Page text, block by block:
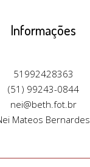
Informações
51992428363
(51) 99243-0844
nei@beth.fot.br
Mateos Bernardes